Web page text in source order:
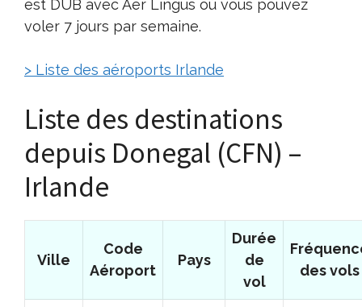
est DUB avec Aer Lingus où vous pouvez
voler 7 jours par semaine.
> Liste des aéroports Irlande
Liste des destinations
depuis Donegal (CFN) –
Irlande
Ville
Code
Aéroport
Pays
Durée
de
vol
des vols